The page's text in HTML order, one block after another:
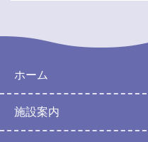
ホーム
施設案内